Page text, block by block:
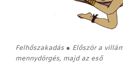
Felhőszakadás ● Először a
mennydörgés, majd az eső